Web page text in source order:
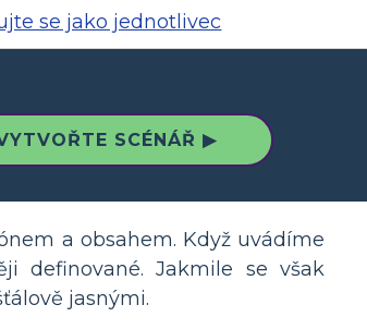
se jako jednotlivec
SCÉNÁŘ ▶
a obsahem. Když uvádíme
definované. Jakmile se však
jasnými.